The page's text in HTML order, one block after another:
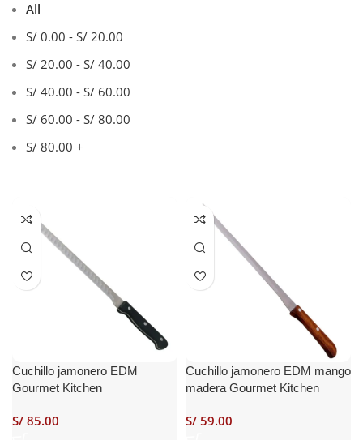
All
S/ 0.00 - S/ 20.00
S/ 20.00 - S/ 40.00
S/ 40.00 - S/ 60.00
S/ 60.00 - S/ 80.00
S/ 80.00 +
Cuchillo jamonero EDM
Gourmet Kitchen
S/
Cuchillo jamonero EDM mango
madera Gourmet Kitchen
S/